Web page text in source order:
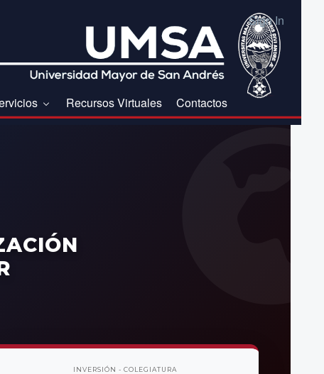
Sign In
Recursos Virtuales Contactos
INVERSIÓN - COLEGIATURA